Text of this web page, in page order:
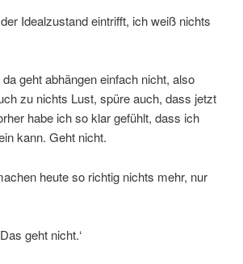
Idealzustand eintrifft, ich weiß nichts
geht abhängen einfach nicht, also
zu nichts Lust, spüre auch, dass jetzt
habe ich so klar gefühlt, dass ich
kann. Geht nicht.
heute so richtig nichts mehr, nur
geht nicht.‘